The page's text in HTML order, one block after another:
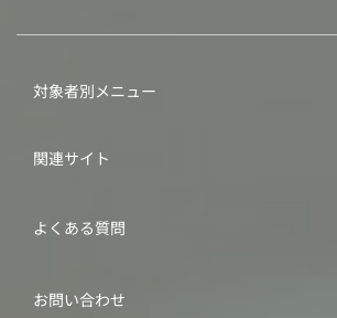
対象者別メニュー
関連サイト
よくある質問
お問い合わせ